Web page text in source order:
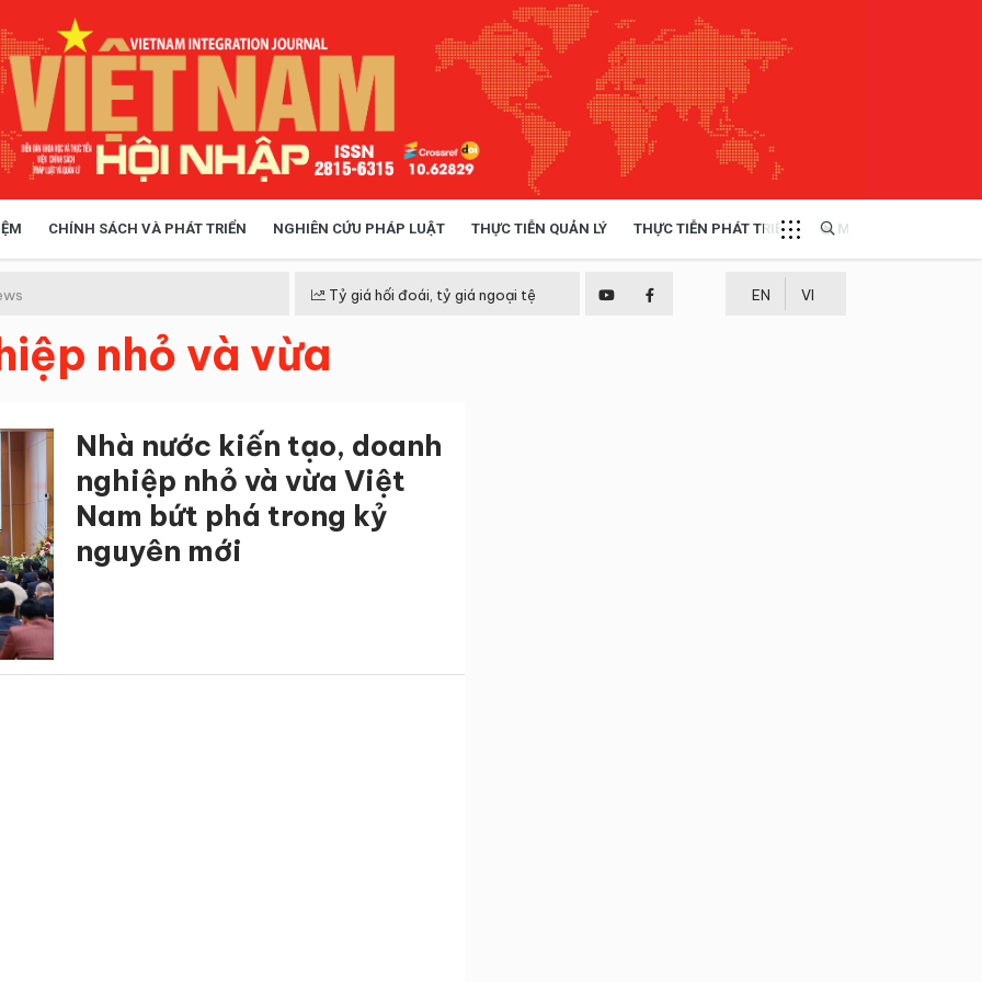
CHÍNH SÁCH VÀ PHÁT TRIỂN NGHIÊN CỨU PHÁP LUẬT THỰC TIỄN QUẢN LÝ THỰC TIỄN PHÁT TRIỂN MULTIMEDIA
Tỷ giá hối đoái, tỷ giá ngoại tệ EN VI
nhỏ và vừa
Nhà nước kiến tạo, doanh
nghiệp nhỏ và vừa Việt
Nam bứt phá trong kỷ
nguyên mới